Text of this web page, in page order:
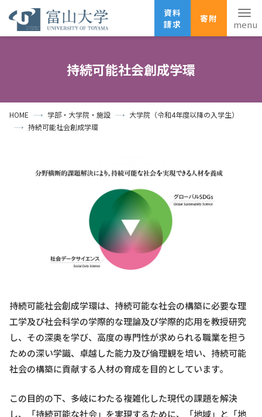
資料
請求
寄附
資料請求
寄附
広報刊行物
大学紹介
学部・大学院・施設
教育・学生支援
研究・産学官連携
国際交流・留学
持続可能社会創成学環
HOME 学部・大学院・施設
大学院（令和4年度以降の入学生）
持続可能社会創成学環
持続可能社会創成学環は、持続可能な社会の構築に必要な理
工学及び社会科学の学際的な理論及び学際的応用を教授研究
し、その深奥を学び、高度の専門性が求められる職業を担う
ための深い学識、卓越した能力及び倫理観を培い、持続可能
社会の構築に貢献する人材の育成を目的としています。
この目的の下、多岐にわたる複雑化した現代の課題を解決
し、「持続可能な社会」を実現するために、「地域」と「地